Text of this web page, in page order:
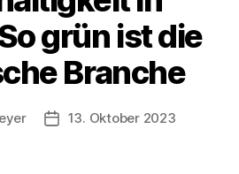
grün ist die
Branche
Beitragsdatum
13. Oktober 2023